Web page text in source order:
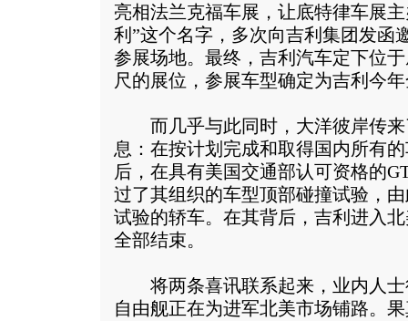
亮相法兰克福车展，让底特律车展
利”这个名字，多次向吉利集团发函
参展场地。最终，吉利汽车定下位
尺的展位，参展车型确定为吉利今
而几乎与此同时，大洋彼岸传来
息：在按计划完成和取得国内所有
后，在具有美国交通部认可资格的
过了其组织的车型顶部碰撞试验，
试验的轿车。在其背后，吉利进入
全部结束。
将两条喜讯联系起来，业内人士
自由舰正在为进军北美市场铺路。